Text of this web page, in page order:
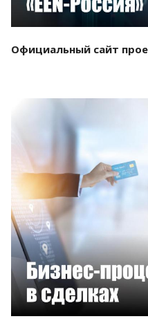
Официальный сайт